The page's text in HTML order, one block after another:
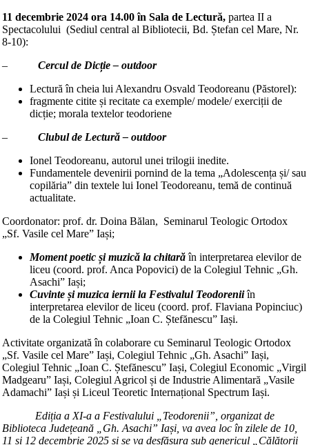
11 decembrie 2024 ora 14.00în Sala de Lectură, partea II a
Spectacolului (Sediul central al Bibliotecii, Bd. Ștefan cel Mare, Nr.
8-10):
– Cercul de Dicție – outdoor
Lectură în cheia lui Alexandru Osvald Teodoreanu (Păstorel):
fragmente citite și recitate ca exemple/ modele/ exerciții de
dicție; morala textelor teodoriene
– Clubul de Lectură – outdoor
Ionel Teodoreanu, autorul unei trilogii inedite.
Fundamentele devenirii pornind de la tema „Adolescența și/ sau
copilăria” din textele lui Ionel Teodoreanu, temă de continuă
actualitate.
Coordonator: prof. dr. Doina Bălan, Seminarul Teologic Ortodox
„Sf. Vasile cel Mare” Iași;
Moment poetic și muzică la chitarăîn interpretarea elevilor de
liceu (coord. prof. Anca Popovici) de la Colegiul Tehnic „Gh.
Asachi” Iași;
Cuvinte și muzica iernii la Festivalul Teodoreniiîn
interpretarea elevilor de liceu (coord. prof. Flaviana Popinciuc)
de la Colegiul Tehnic „Ioan C. Ștefănescu” Iași.
Activitate organizată în colaborare cu Seminarul Teologic Ortodox
„Sf. Vasile cel Mare” Iași, Colegiul Tehnic „Gh. Asachi” Iași,
Colegiul Tehnic „Ioan C. Ștefănescu” Iași, Colegiul Economic „Virgil
Madgearu” Iași, Colegiul Agricol și de Industrie Alimentară „Vasile
Adamachi” Iași și Liceul Teoretic Internațional Spectrum Iași.
Ediția a XI-a a Festivalului „Teodorenii”, organizat de
Biblioteca Județeană „Gh. Asachi” Iași, va avea loc în zilele de 10,
11 și 12 decembrie 2025 și se va desfășura sub genericul „ Călătorii